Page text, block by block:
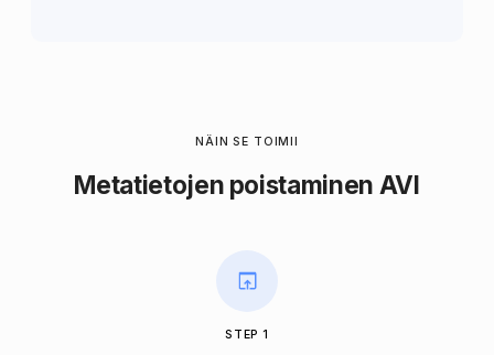
NÄIN SE TOIMII
Metatietojen poistaminen AVI
STEP 1